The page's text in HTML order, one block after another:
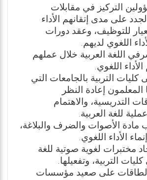
التركيز في مقابلات
على مدى إتقانهم الأداء
للتوظيف، وعقد دورات
اللغوي لديهم.
اللغة العربية خلال عملهم
اللغوي.
التربية بالجامعات التي
المعلمون إعادة النظر
التدريسية، والاهتمام
للغة العربية.
مادة الأصوات والضرف والبلاغة،
الأداء اللغوي.
مختبرات لغوية صوتية للغة
التربية، وتفعيلها.
على صعيد مؤسسات